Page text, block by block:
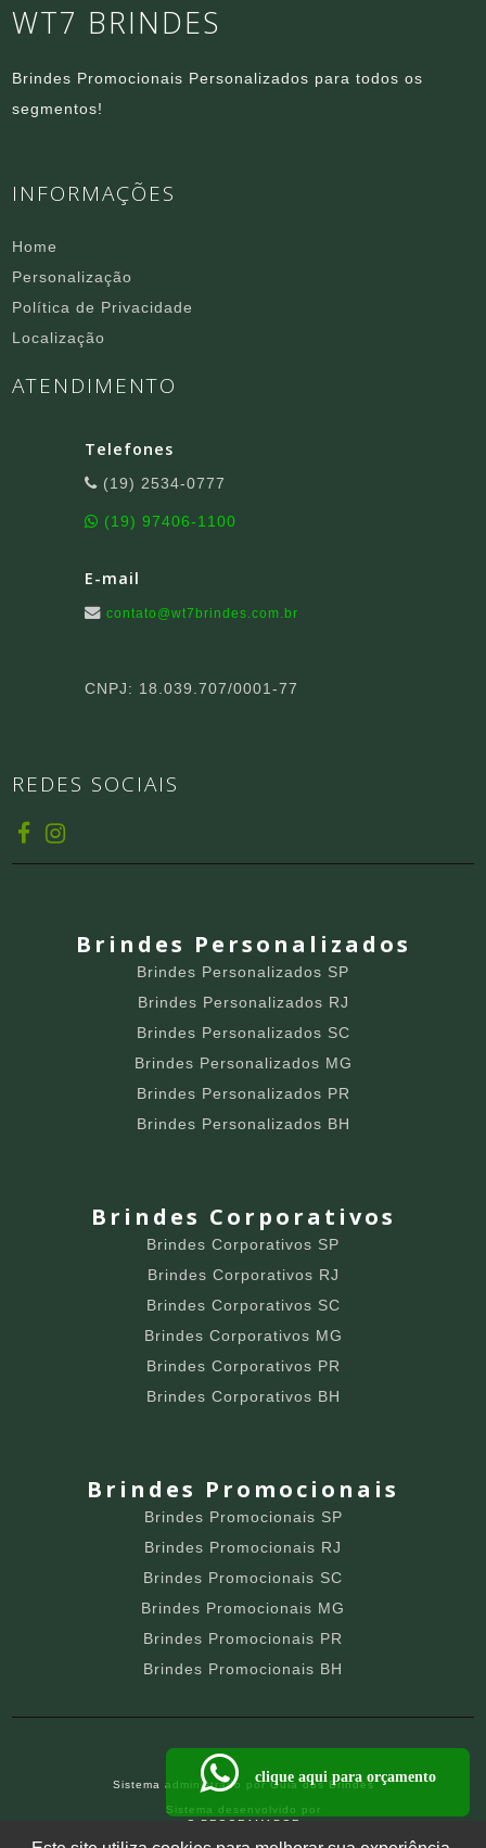
WT7 BRINDES
Brindes Promocionais Personalizados para todos os
segmentos!
INFORMAÇÕES
Home
Personalização
Política de Privacidade
Localização
ATENDIMENTO
Telefones
(19) 2534-0777
(19) 97406-1100
E-mail
contato@wt7brindes.com.br
CNPJ: 18.039.707/0001-77
REDES SOCIAIS
Brindes Personalizados
Brindes Personalizados SP
Brindes Personalizados RJ
Brindes Personalizados SC
Brindes Personalizados MG
Brindes Personalizados PR
Brindes Personalizados BH
Brindes Corporativos
Brindes Corporativos SP
Brindes Corporativos RJ
Brindes Corporativos SC
Brindes Corporativos MG
Brindes Corporativos PR
Brindes Corporativos BH
Brindes Promocionais
Brindes Promocionais SP
Brindes Promocionais RJ
Brindes Promocionais SC
Brindes Promocionais MG
Brindes Promocionais PR
Brindes Promocionais BH
Sistema administrado porGuia dos Brindes
Sistema desenvolvido por
O PROGRAMADOR
clique aqui para orçamento